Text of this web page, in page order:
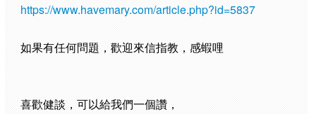
https://www.havemary.com/article.php?id=5837
如果有任何問題，歡迎來信指教，感蝦哩
喜歡健談，可以給我們一個讚，